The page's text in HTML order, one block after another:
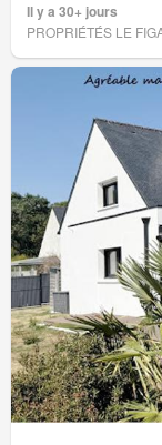
Il y a 30+ jours
PROPRIÉTÉS LE